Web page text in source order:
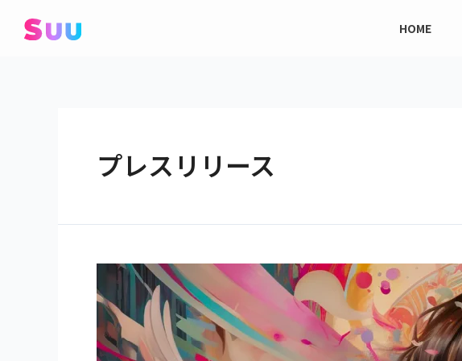
HOME
プレスリリース